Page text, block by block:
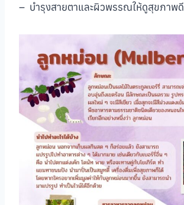
– บำรุงสายตาและผิวพรรณให้ดูสุขภาพดี